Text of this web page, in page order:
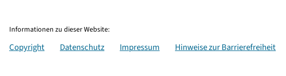
Informationen zu dieser Website:
Copyright Datenschutz Impressum Hinweise zur Barrierefreiheit